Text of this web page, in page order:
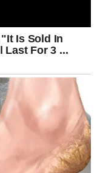
da vas promeni,
nečega
počinje iz
koji
planove, doneti
– vi dobijate
vi dobijate mir.
ne morate da se